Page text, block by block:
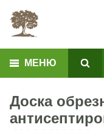
МЕНЮ
Доска